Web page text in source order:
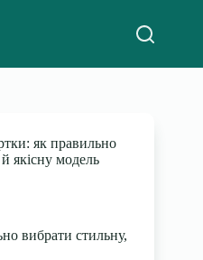
як правильно
якісну модель
вибрати стильну,